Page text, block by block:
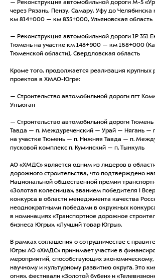
— Реконструкция автомобильной дороги М-5
через Рязань, Пензу, Самару, Уфу до Челябинска
км 814+000 — км 835+000, Ульяновская область
— Реконструкция автомобильной дороги 1Р 351
Тюмень на участке км 148+900 — км 168+000
Тюменской области), Свердловская область
Кроме того, продолжается реализация крупных
проектов в ХМАО-Югре:
— Строительство автомобильной дороги пгт
Унъюган
— Строительство автомобильной дороги
Тавда — п. Междуреченский — Урай — Нягань —
на участке Тюмень — п. Нижняя Тавда — п.
пусковой комплекс п. Куминский — п. Тынкуль
АО «ХМДС» является одним из лидеров в
дорожного строительства, что подтверждено
Национальной общественной премии
«Золотая колесница», званием победителя I
конкурса в области менеджмента качества
неоднократными победами в окружных
в номинациях «Транспортное дорожное
бизнеса Югры», «Лучший товар Югры».
В рамках соглашения о сотрудничестве с
Югры АО «ХМДС» принимает участие в
мероприятий, способствующих
научному и культурному развитию округа. Это
огня», фестивали «Золотой бубен» и